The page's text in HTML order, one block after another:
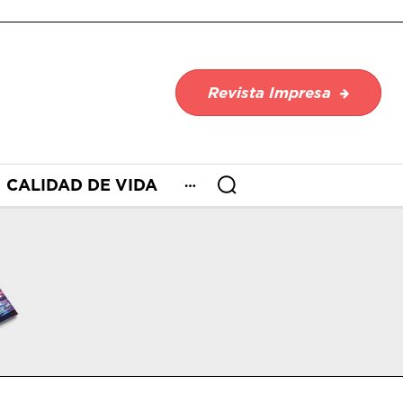
Revista Impresa
CALIDAD DE VIDA